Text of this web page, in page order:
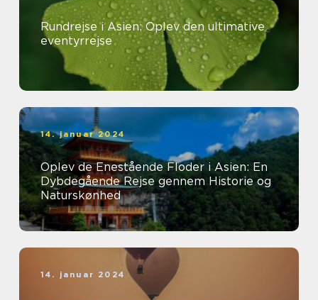
Rundrejse i Asien: Oplev den ultimative
eventyrrejse
14. januar 2024
Oplev de Enestående Floder i Asien: En
Dybdegående Rejse gennem Historie og
Naturskønhed
14. januar 2024